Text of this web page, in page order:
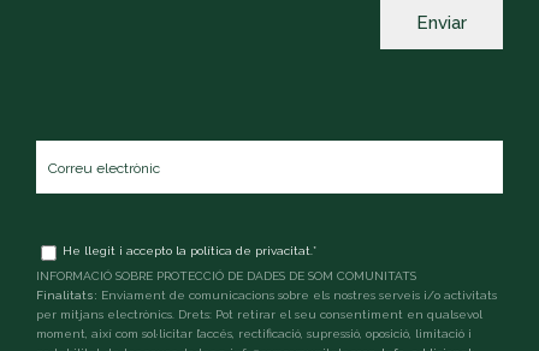
electrònic *
Terms
and
conditions
He llegit i accepto la política de privacitat.*
INFORMACIÓ SOBRE PROTECCIÓ DE DADES DE SOM COMUNITATS
Finalitats: Enviament de comunicacions sobre els nostres serveis i/o activitats
per mitjans electrònics. Drets: Pot retirar el seu consentiment en qualsevol
moment, així com sol·licitar l’accés, rectificació, supressió, oposició, limitació i